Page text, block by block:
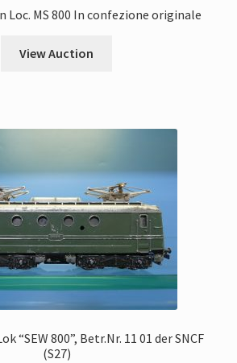
Loc. MS 800 In confezione originale
View Auction
“SEW 800”, Betr.Nr. 11 01 der SNCF
(S27)